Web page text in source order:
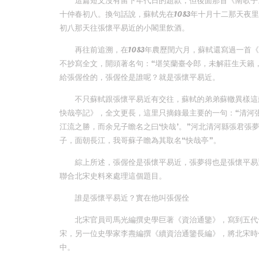
十仲春初八。換句話說，蘇軾先在1083年十月十二那天夜
初八那天往張懷平易近的小閣里飲酒。
再往前追溯，在1083年農歷閏六月，蘇軾還寫過一首
不抄寫全文，開頭著名句：“堪笑蘭臺令郎，未解莊生天
給張偓佺的，張偓佺是誰呢？就是張懷平易近。
不只蘇軾跟張懷平易近有交往，蘇軾的弟弟蘇轍異樣
快哉亭記》，全文更長，這里只摘錄最主要的一句：“清
江流之勝，而余兄子瞻名之曰‘快哉’。”河北清河縣張君
子，面朝長江，我哥蘇子瞻為其取名“快哉亭”。
綜上所述，張偓佺是張懷平易近，張夢得也是張懷平
聯合北宋史料來處理這個題目。
誰是張懷平易近？實在他叫張偓佺
北宋官員司馬光編撰史學巨著《資治通鑒》，寫到五
宋，另一位史學家李燾編撰《續資治通鑒長編》，將北宋
中。